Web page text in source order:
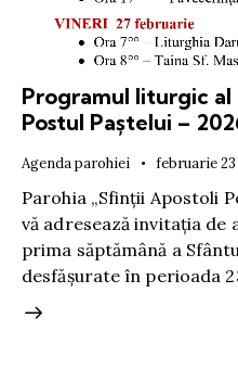
Programul liturgic al
Postul Paștelui –
Agenda parohiei februarie 23
Parohia „Sfinții Apostoli
vă adresează invitația de
prima săptămână a
desfășurate în perioada